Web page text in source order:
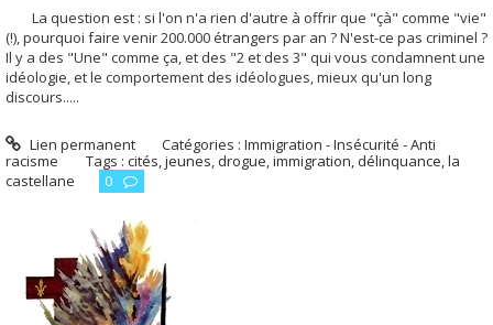
La question est : si l'on n'a rien d'autre à offrir que "çà" comme "vie"
(!), pourquoi faire venir 200.000 étrangers par an ? N'est-ce pas criminel ?
Il y a des "Une" comme ça, et des "2 et des 3" qui vous condamnent une
idéologie, et le comportement des idéologues, mieux qu'un long
discours.....
Lien permanent Catégories :Immigration - Insécurité - Anti
racisme
Tags : cités,jeunes, drogue,immigration, délinquance,la
castellane
0